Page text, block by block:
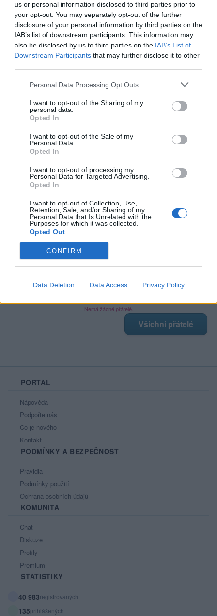
us or personal information disclosed to third parties prior to
your opt-out. You may separately opt-out of the further
disclosure of your personal information by third parties on the
IAB’s list of downstream participants. This information may
also be disclosed by us to third parties on the IAB’s List of
Downstream Participants that may further disclose it to other
Personal Data Processing Opt Outs
I want to opt-out of the Sharing of my
personal data.
Opted In
I want to opt-out of the Sale of my
Personal Data.
Opted In
I want to opt-out of processing my
Personal Data for Targeted Advertising.
Opted In
I want to opt-out of Collection, Use,
Retention, Sale, and/or Sharing of my
Personal Data that Is Unrelated with the
Purposes for which it was collected.
Opted Out
CONFIRM
Data Deletion Data Access Privacy Policy
Věk: 41
Kontakt
Napsat uživateli vzkaz
Informace o profilu a chatu
Online: Není nikde online
Prochatováno: 0.00 hod.
Líbí se:0
Oblibené místnosti
Sledované diskuze
Poslední 3 příspěvky na mé zdi
Zobrazit celou mou zeď
Nemá žádné přátelé.
Všichni přátelé
PORTÁL
Nápověda
Podpořte nás
Co je nového
Kontakt
PODMÍNKY A BEZPEČNOST
Pravidla
Podmínky použití
Ochrana osobních údajů
KOMUNITA
Chat
Diskuze
Profily
Premium
STATISTIKY
40 983registrovaných
135přihlášených